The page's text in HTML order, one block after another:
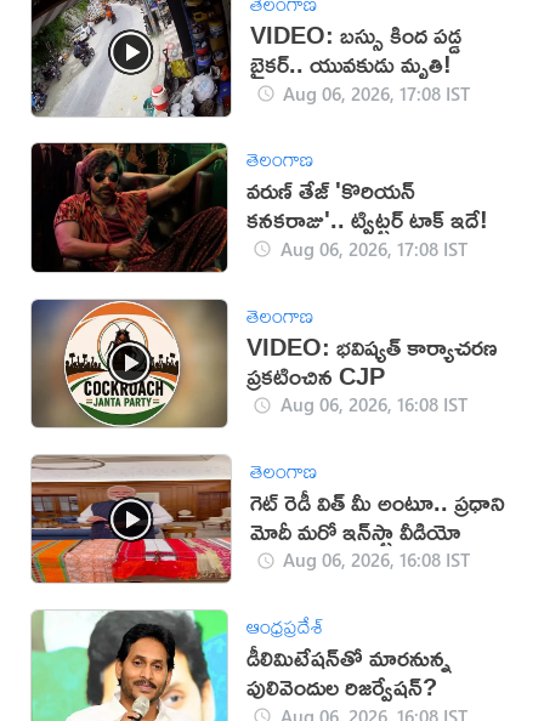
VIDEO: బస్సు కింద పడ్డ
బైకర్.. యువకుడు మృతి!
Aug 06, 2026, 17:08 IST
తెలంగాణ
వరుణ్ తేజ్ 'కొరియన్
కనకరాజు'.. ట్విట్టర్ టాక్ ఇదే!
Aug 06, 2026, 17:08 IST
తెలంగాణ
VIDEO: భవిష్యత్ కార్యాచరణ
ప్రకటించిన CJP
Aug 06, 2026, 16:08 IST
తెలంగాణ
గెట్ రెడీ విత్ మీ అంటూ.. ప్రధాని
మోదీ మరో ఇన్‌స్టా వీడియో
Aug 06, 2026, 16:08 IST
ఆంధ్రప్రదేశ్
డీలిమిటేషన్‌తో మారనున్న
పులివెందుల రిజర్వేషన్?
Aug 06, 2026, 16:08 IST